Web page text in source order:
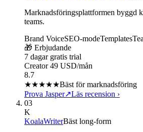
Marknadsföringsplattformen byggd
teams.
Brand VoiceSEO-modeTemplates
🎁 Erbjudande
7 dagar gratis trial
Creator 49 USD/mån
8.7
★★★★★Bäst för marknadsföring
Prova Jasper↗Läs recension ›
03
K
KoalaWriterBäst long-form